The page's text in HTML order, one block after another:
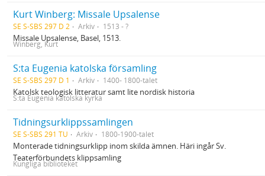
Kurt Winberg: Missale Upsalense
SE S-SBS 297 D 2 Arkiv 1513 - ?
Missale Upsalense, Basel, 1513.
Winberg, Kurt
S:ta Eugenia katolska församling
SE S-SBS 297 D 1 Arkiv 1400- 1800-talet
Katolsk teologisk litteratur samt lite nordisk historia
S:ta Eugenia katolska kyrka
Tidningsurklippssamlingen
SE S-SBS 291 TU Arkiv 1800-1900-talet
Monterade tidningsurklipp inom skilda ämnen. Häri ingår Sv.
Teaterförbundets klippsamling
Kungliga biblioteket